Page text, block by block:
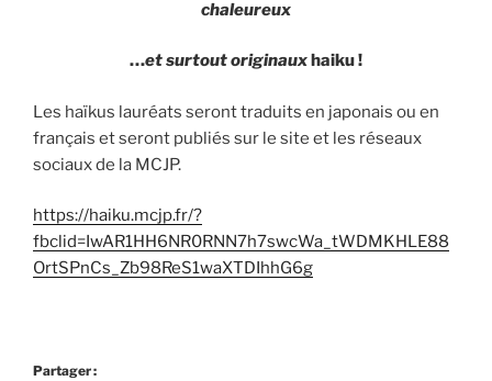
chaleureux
…et surtout originauxhaiku !
Les haïkus lauréats seront traduits en japonais ou en
français et seront publiés sur le site et les réseaux
sociaux de la MCJP.
https://haiku.mcjp.fr/?
fbclid=IwAR1HH6NR0RNN7h7swcWa_tWDMKHLE88
OrtSPnCs_Zb98ReS1waXTDIhhG6g
Partager :